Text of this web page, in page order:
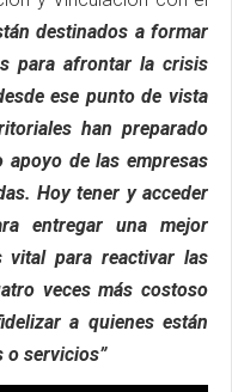
destinados a formar
para afrontar la crisis
ese punto de vista
han preparado
apoyo de las empresas
Hoy tener y acceder
entregar una mejor
vital para reactivar las
veces más costoso
a quienes están
o servicios”